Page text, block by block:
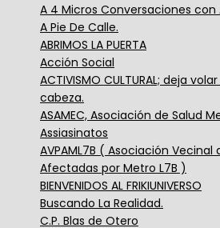
A 4 Micros Conversaciones con
A Pie De Calle.
ABRIMOS LA PUERTA
Acción Social
ACTIVISMO CULTURAL; deja
cabeza.
ASAMEC, Asociación de Salud
Assiasinatos
AVPAML7B ( Asociación Vecinal
Afectadas por Metro L7B )
BIENVENIDOS AL FRIKIUNIVERSO
Buscando La Realidad.
C.P. Blas de Otero